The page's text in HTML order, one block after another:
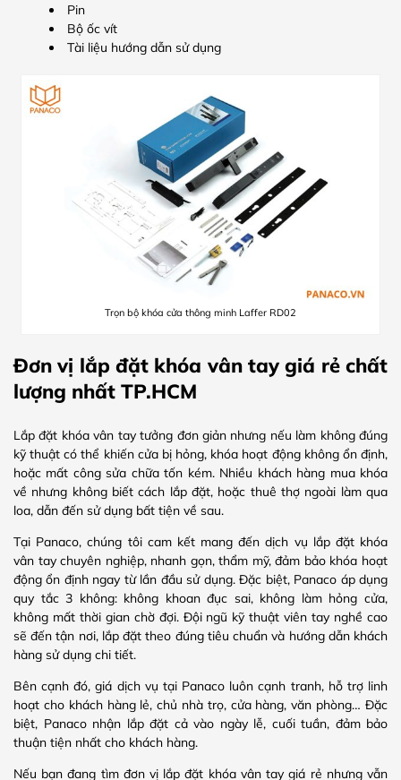
Pin
Bộ ốc vít
Tài liệu hướng dẫn sử dụng
Trọn bộ khóa cửa thông minh Laffer RD02
Đơn vị lắp đặt khóa vân tay giá rẻ chất
lượng nhất TP.HCM
Lắp đặt khóa vân tay tưởng đơn giản nhưng nếu làm không đúng
kỹ thuật có thể khiến cửa bị hỏng, khóa hoạt động không ổn định,
hoặc mất công sửa chữa tốn kém. Nhiều khách hàng mua khóa
về nhưng không biết cách lắp đặt, hoặc thuê thợ ngoài làm qua
loa, dẫn đến sử dụng bất tiện về sau.
Tại Panaco, chúng tôi cam kết mang đến dịch vụ lắp đặt khóa
vân tay chuyên nghiệp, nhanh gọn, thẩm mỹ, đảm bảo khóa hoạt
động ổn định ngay từ lần đầu sử dụng. Đặc biệt, Panaco áp dụng
quy tắc 3 không: không khoan đục sai, không làm hỏng cửa,
không mất thời gian chờ đợi. Đội ngũ kỹ thuật viên tay nghề cao
sẽ đến tận nơi, lắp đặt theo đúng tiêu chuẩn và hướng dẫn khách
hàng sử dụng chi tiết.
Bên cạnh đó, giá dịch vụ tại Panaco luôn cạnh tranh, hỗ trợ linh
hoạt cho khách hàng lẻ, chủ nhà trọ, cửa hàng, văn phòng… Đặc
biệt, Panaco nhận lắp đặt cả vào ngày lễ, cuối tuần, đảm bảo
thuận tiện nhất cho khách hàng.
Nếu bạn đang tìm đơn vị lắp đặt khóa vân tay giá rẻ nhưng vẫn